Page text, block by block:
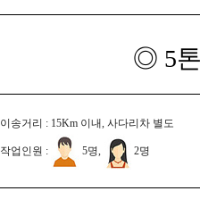
◎ 5
이송거리 : 15Km 이내, 사다리차 별도
작업인원 : 5명, 2명